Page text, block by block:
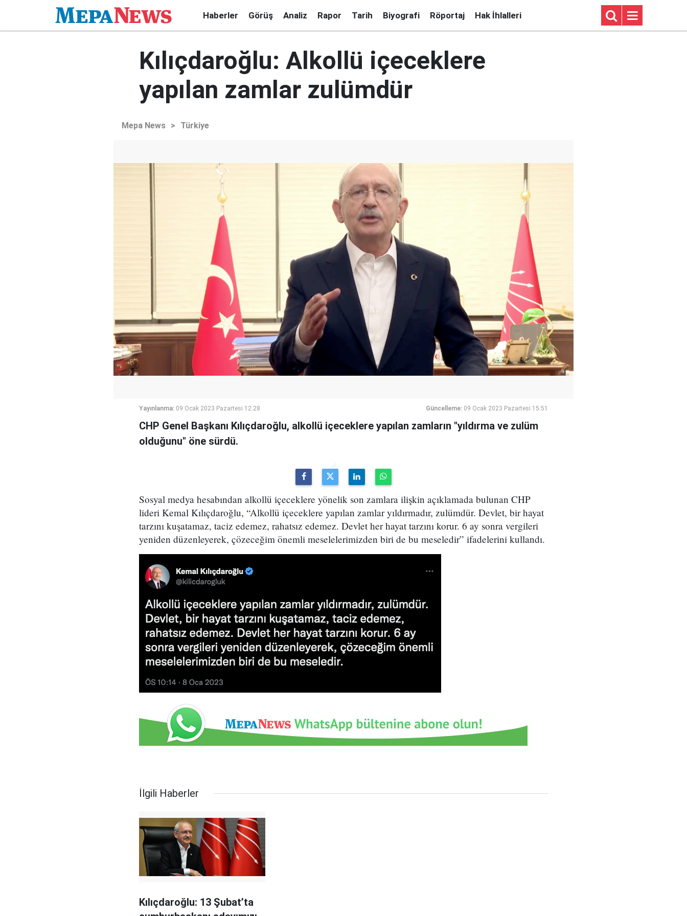
Haberler Görüş Analiz Rapor Tarih Biyografi Röportaj Hak İhlalleri
Kılıçdaroğlu: Alkollü içeceklere
yapılan zamlar zulümdür
Mepa News > Türkiye
Yayınlanma: 09 Ocak 2023 Pazartesi 12:28 Güncelleme: 09 Ocak 2023 Pazartesi 15:51
CHP Genel Başkanı Kılıçdaroğlu, alkollü içeceklere yapılan zamların "yıldırma ve zulüm
olduğunu" öne sürdü.
Sosyal medya hesabından alkollü içeceklere yönelik son zamlara ilişkin açıklamada bulunan CHP
lideri Kemal Kılıçdaroğlu, “Alkollü içeceklere yapılan zamlar yıldırmadır, zulümdür. Devlet, bir hayat
tarzını kuşatamaz, taciz edemez, rahatsız edemez. Devlet her hayat tarzını korur. 6 ay sonra vergileri
yeniden düzenleyerek, çözeceğim önemli meselelerimizden biri de bu meseledir” ifadelerini kullandı.
İlgili Haberler
Kılıçdaroğlu: 13 Şubat’ta